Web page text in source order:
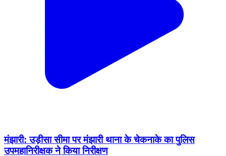
मंझारी: उड़ीसा सीमा पर मंझारी थाना के चेकनाके का पुलिस
उपमहानिरीक्षक ने किया निरीक्षण